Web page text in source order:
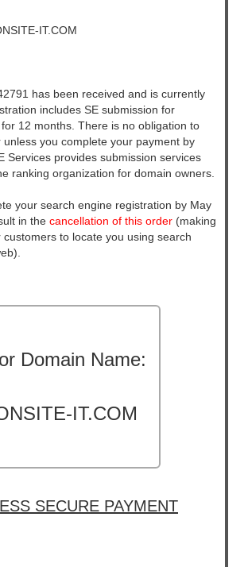
IT.COM
has been received and is currently
includes SE submission for
12 months. There is no obligation to
unless you complete your payment by
Services provides submission services
ranking organization for domain owners.
your search engine registration by May
in the cancellation of this order (making
customers to locate you using search
Domain Name:
IT.COM
SECURE PAYMENT